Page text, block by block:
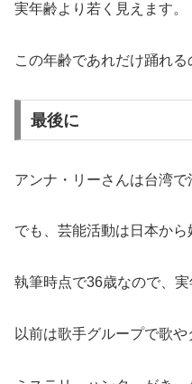
実年齢より若く見えます。
この年齢であれだけ踊れる
最後に
アンナ・リーさんは台湾で
でも、芸能活動は日本から
執筆時点で36歳なので、実
以前は歌手グループで歌や